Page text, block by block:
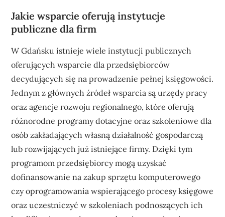
Jakie wsparcie oferują instytucje
publiczne dla firm
W Gdańsku istnieje wiele instytucji publicznych
oferujących wsparcie dla przedsiębiorców
decydujących się na prowadzenie pełnej księgowości.
Jednym z głównych źródeł wsparcia są urzędy pracy
oraz agencje rozwoju regionalnego, które oferują
różnorodne programy dotacyjne oraz szkoleniowe dla
osób zakładających własną działalność gospodarczą
lub rozwijających już istniejące firmy. Dzięki tym
programom przedsiębiorcy mogą uzyskać
dofinansowanie na zakup sprzętu komputerowego
czy oprogramowania wspierającego procesy księgowe
oraz uczestniczyć w szkoleniach podnoszących ich